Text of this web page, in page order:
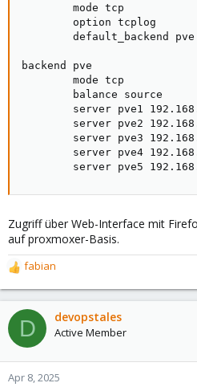
        mode tcp
        option tcplog
        default_backend pve
backend pve
        mode tcp
        balance source
server pve1
server pve2
server pve3
server pve4
server pve5
Zugriff über Web-Interface mit
auf proxmoxer-Basis.
R
e
a
c
t
o
n
fabian
D devopstales
Active Member
Apr 8, 2025